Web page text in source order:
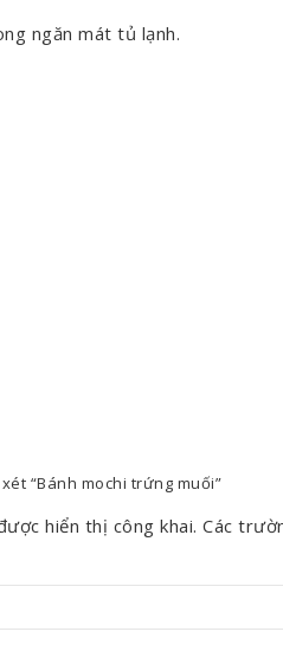
ngăn mát tủ lạnh.
“Bánh mochi trứng muối”
hiển thị công khai. Các